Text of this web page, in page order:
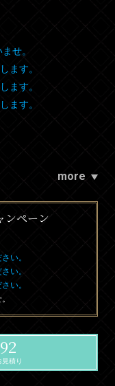
せ。
ます。
ます。
ます。
more
ンペーン
い。
い。
い。
積り